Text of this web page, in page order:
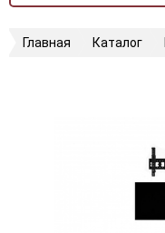
Главная Каталог